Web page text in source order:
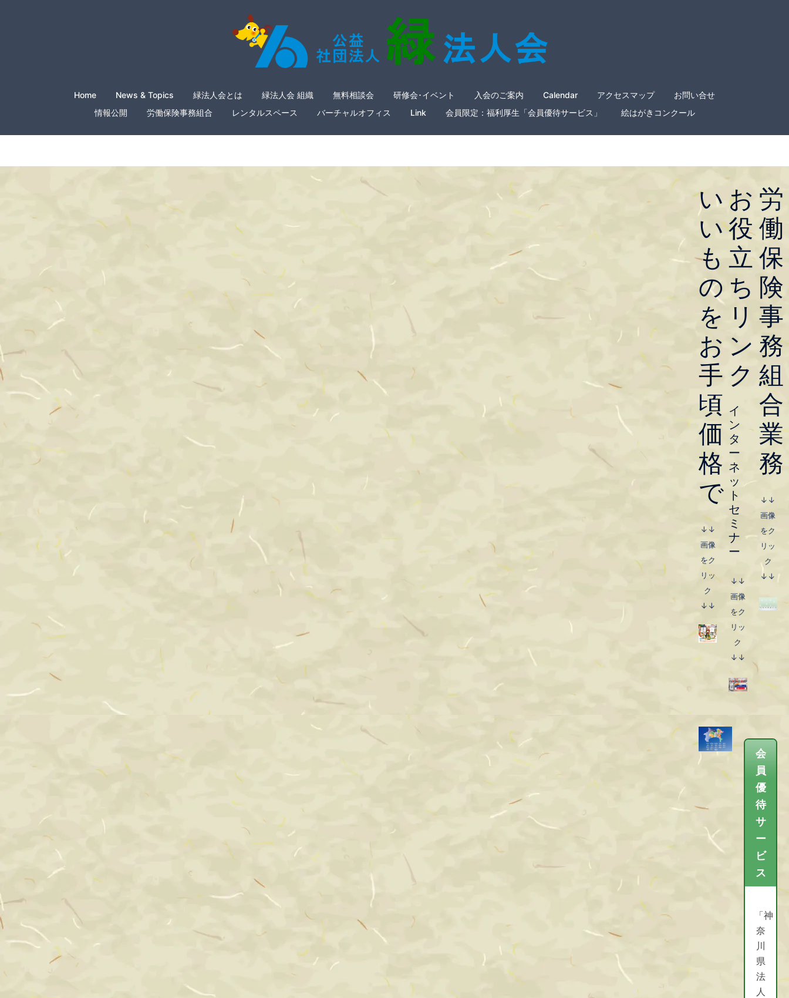
Home News & Topics 緑法人会とは 緑法人会 組織 無料相談会 研修会･イベント 入会のご案内 Calendar アクセスマップ
お問い合せ
情報公開
労働保険事務組合 レンタルスペース バーチャルオフィス Link 会員限定：福利厚生「会員優待サービス」 絵はがきコンクール
computer_projector
いいものをお手頃価格
Otameshiは「いいものお手頃価
格で買えてちょっぴり社会貢献
インターネットセミナー
会員優待サービス Web
員優待サービス Web版」
↑↑ バナーをクリックしてアクセス
い
い
も
の
を
お
手
頃
価
格
で
↓↓
画像
をク
リッ
ク
↓↓
お
役
立
ち
リ
ン
ク
イ
ン
タ
ー
ネ
ッ
ト
セ
ミ
ナ
ー
↓↓
画像
をク
リッ
ク
↓↓
労
働
保
険
事
務
組
合
業
務
↓↓
画像
をク
リッ
ク
↓↓
会
員
優
待
サ
ー
ビ
ス
「神
奈
川
県
法
人